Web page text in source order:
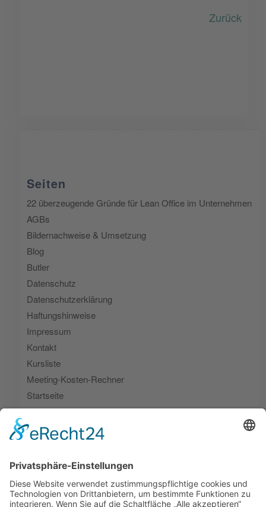
Zurück
Seiten
22 überzeugende Gründe für Lean Office im Unternehmen
AGBs
Bildernachweise & Umsetzung
Blog
Butler
Datenschutz
Datenschutzerklärung
Haftungshinweise
Impressum
Kontakt
Kursliste
Meeting-Kosten-Rechner
Startseite
Themen-Webinare
Umsetzungsbegleitung
Zeitfresser | Live Ergebnis
Zeitfresser | Live-Vote
Zeitfresser Lösungsimpulse
Zeitfresser-Scanner